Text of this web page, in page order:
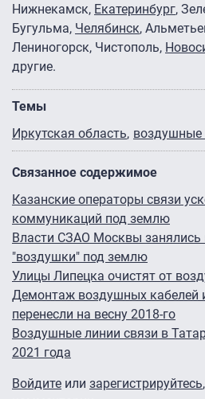
Нижнекамск, Екатеринбург,
Бугульма, Челябинск,
Лениногорск, Чистополь,
другие.
Темы
Иркутская область воздушные
Связанное содержимое
Казанские операторы связи
коммуникаций под землю
Власти СЗАО Москвы занялись
"воздушки" под землю
Улицы Липецка очистят от
Демонтаж воздушных кабелей
перенесли на весну 2018-го
Воздушные линии связи в
2021 года
Войдите или зарегистрируйтесь